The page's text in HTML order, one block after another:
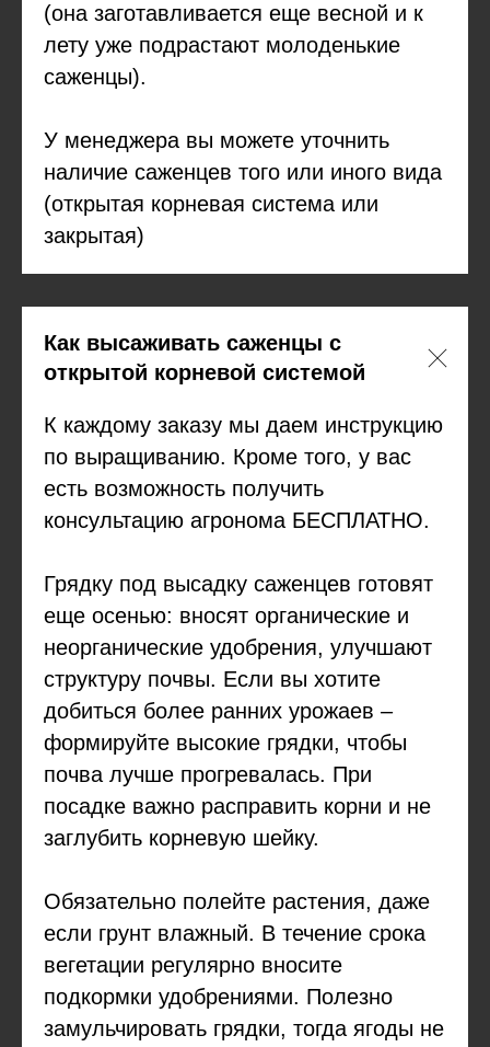
(она заготавливается еще весной и к
лету уже подрастают молоденькие
саженцы).
У менеджера вы можете уточнить
наличие саженцев того или иного вида
(открытая корневая система или
закрытая)
Как высаживать саженцы с
открытой корневой системой
К каждому заказу мы даем инструкцию
по выращиванию. Кроме того, у вас
есть возможность получить
консультацию агронома БЕСПЛАТНО.
Грядку под высадку саженцев готовят
еще осенью: вносят органические и
неорганические удобрения, улучшают
структуру почвы. Если вы хотите
добиться более ранних урожаев –
формируйте высокие грядки, чтобы
почва лучше прогревалась. При
посадке важно расправить корни и не
заглубить корневую шейку.
Обязательно полейте растения, даже
если грунт влажный. В течение срока
вегетации регулярно вносите
подкормки удобрениями. Полезно
замульчировать грядки, тогда ягоды не